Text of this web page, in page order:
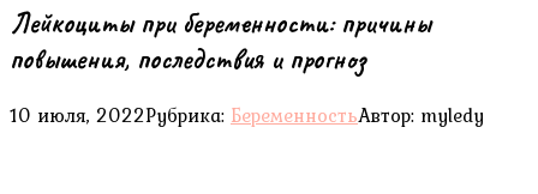
Лейкоциты при беременности: причины
повышения, последствия и прогноз
10 июля, 2022Рубрика: БеременностьАвтор: myledy